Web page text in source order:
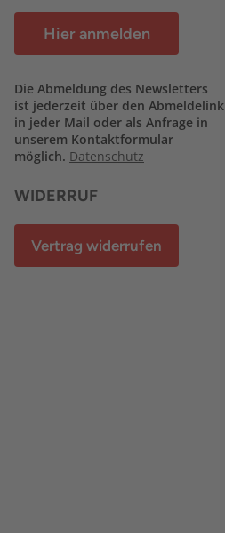
Hier anmelden
Die Abmeldung des Newsletters
ist jederzeit über den Abmeldelink
in jeder Mail oder als Anfrage in
unserem Kontaktformular
möglich. Datenschutz
WIDERRUF
Vertrag widerrufen